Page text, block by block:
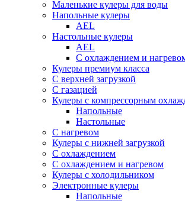
Маленькие кулеры для воды
Напольные кулеры
AEL
Настольные кулеры
AEL
С охлаждением и
Кулеры премиум класса
С верхней загрузкой
С газацией
Кулеры с компрессорным
Напольные
Настольные
С нагревом
Кулеры с нижней загрузкой
С охлаждением
С охлаждением и нагревом
Кулеры с холодильником
Электронные кулеры
Напольные